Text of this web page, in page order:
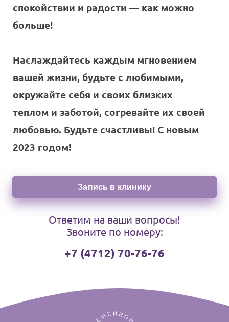
спокойствии и радости — как можно
больше!
Наслаждайтесь каждым мгновением
вашей жизни, будьте с любимыми,
окружайте себя и своих близких
теплом и заботой, согревайте их своей
любовью. Будьте счастливы! С новым
2023 годом!
Запись в клинику
Ответим на ваши вопросы!
Звоните по номеру:
+7 (4712) 70-76-76